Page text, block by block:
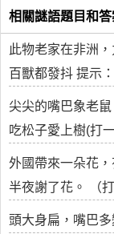
相關謎語題目和答
此物老家在非洲
百獸都發抖 提示
尖尖的嘴巴象老
吃松子愛上樹(打
外國帶來一朵花
半夜謝了花。 （
頭大身扁，嘴巴